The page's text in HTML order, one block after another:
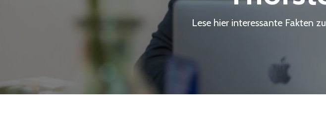
Lese hier interessante Fakten